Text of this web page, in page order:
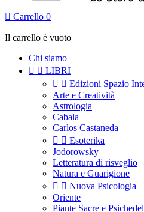
 Carrello 0
Il carrello è vuoto
Chi siamo
  LIBRI
  Edizioni Spazio
Arte e Creatività
Astrologia
Cabala
Carlos Castaneda
  Esoterika
Jodorowsky
Letteratura di risveglio
Natura e Guarigione
  Nuova Psicologia
Oriente
Piante Sacre e